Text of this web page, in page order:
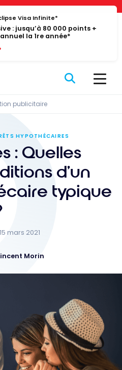
Visa Infinite*
: jusqu’à 80 000 points +
la 1re année*
publicitaire
HYPOTHÉCAIRES
: Quelles
d’un
typique
15 mars 2021
Morin